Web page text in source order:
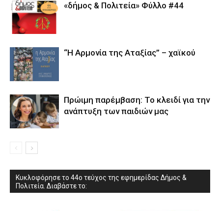
«δήμος & Πολιτεία» Φύλλο #44
“Η Αρμονία της Αταξίας” – χαϊκού
Πρώιμη παρέμβαση: Το κλειδί για την
ανάπτυξη των παιδιών µας
Κυκλοφόρησε το 44ο τεύχος της εφημερίδας Δήμος &
Πολιτεία. Διαβάστε το: